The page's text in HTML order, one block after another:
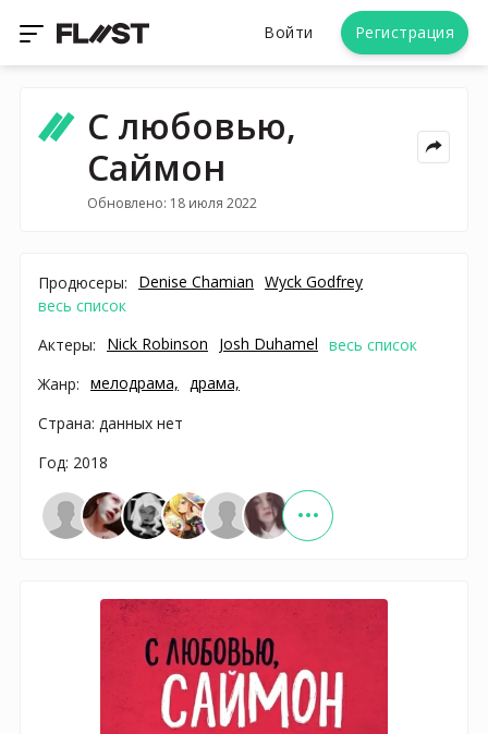
Войти Регистрация
С любовью,
Саймон
Обновлено: 18 июля 2022
Продюсеры: Denise Chamian Wyck Godfrey
весь список
Актеры:
Nick Robinson Josh Duhamel весь список
Жанр: мелодрама,
драма,
Страна: данных нет
Год: 2018